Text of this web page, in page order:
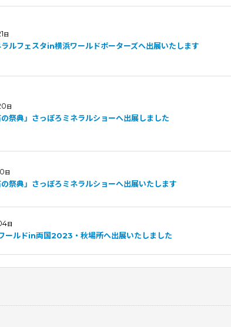
日
ルフェスタin横浜ワールドポーターズへ出展いたします
日
祭典」さっぽろミネラルショーへ出展しました
日
祭典」さっぽろミネラルショーへ出展いたします
日
ールドin両国2023・秋場所へ出展いたしました